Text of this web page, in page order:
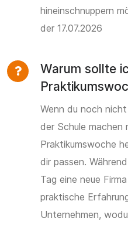
hineinschnuppern
der 17.07.2026
Warum sollte
Wenn du noch
der Schule
Praktikumswoche
dir passen.
Tag eine neue
praktische
Unternehmen,